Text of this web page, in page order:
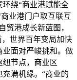
绕“商业港赋能全
业港门户取互联互
贸港成长新蓝图，
世界百年变局加快
业面对严峻挑和。做
纽节点，商业区
充满机缘。“商业的